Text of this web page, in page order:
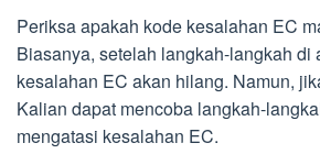
Periksa apakah kode kesalahan EC
Biasanya, setelah langkah-langkah di
kesalahan EC akan hilang. Namun,
Kalian dapat mencoba langkah-
mengatasi kesalahan EC.